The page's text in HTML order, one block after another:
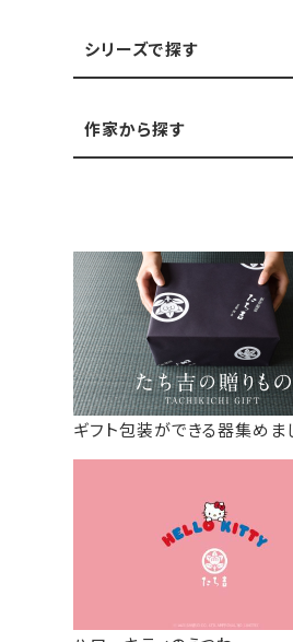
シリーズで探す
作家から探す
ギフト包装ができる器集めま